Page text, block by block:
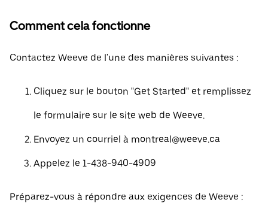
Comment cela fonctionne
Contactez Weeve de l'une des manières suivantes :
Cliquez sur le bouton "Get Started" et remplissez
le formulaire sur le site web de Weeve.
Envoyez un courriel à montreal@weeve.ca
Appelez le 1-438-940-4909
Préparez-vous à répondre aux exigences de Weeve :